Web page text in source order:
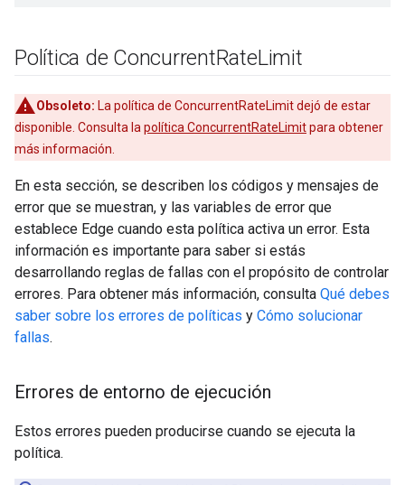
Política de ConcurrentRateLimit
Obsoleto: La política de ConcurrentRateLimit dejó de estar
disponible. Consulta la política ConcurrentRateLimitpara obtener
más información.
En esta sección, se describen los códigos y mensajes de
error que se muestran, y las variables de error que
establece Edge cuando esta política activa un error. Esta
información es importante para saber si estás
desarrollando reglas de fallas con el propósito de controlar
errores. Para obtener más información, consulta Qué debes
saber sobre los errores de políticas y Cómo solucionar
fallas.
Errores de entorno de ejecución
Estos errores pueden producirse cuando se ejecuta la
política.